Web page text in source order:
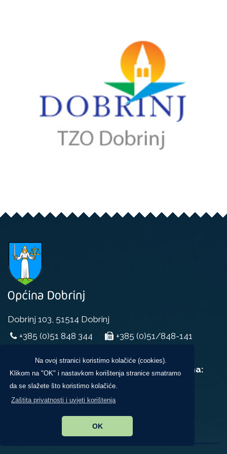
Na ovoj stranici koristimo kolačiće (cookies).
Klikom na "OK" i nastavkom korištenja stranice smatramo
da se slažete što koristimo kolačiće.
Zaštita privatnosti i uvjeti korištenja
OK
Dobrinj 103, 51514 Dobrinj
+385 (0)51 848 344
+385 (0)51/848-141
Uredovno radno vrijeme za rad sa strankama:
ponedjeljak, srijeda i petak,
u vremenu od 9:00 do 14:00 sati